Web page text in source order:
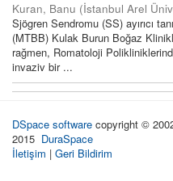
Kuran, Banu (İstanbul Arel
Sjögren Sendromu (SS) ayırıcı
(MTBB) Kulak Burun Boğaz
rağmen, Romatoloji
invaziv bir ...
DSpace software copyright ©
2015 DuraSpace
İletişim | Geri Bildirim